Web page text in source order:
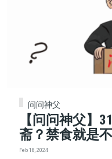
问问神父
【问问神父】
斋？禁食就是
Feb 18, 2024